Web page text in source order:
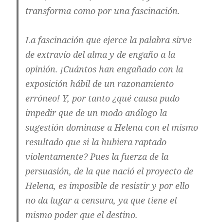
transforma como por una fascinación.
La fascinación que ejerce la palabra sirve
de extravío del alma y de engaño a la
opinión. ¡Cuántos han engañado con la
exposición hábil de un razonamiento
erróneo! Y, por tanto ¿qué causa pudo
impedir que de un modo análogo la
sugestión dominase a Helena con el mismo
resultado que si la hubiera raptado
violentamente? Pues la fuerza de la
persuasión, de la que nació el proyecto de
Helena, es imposible de resistir y por ello
no da lugar a censura, ya que tiene el
mismo poder que el destino.